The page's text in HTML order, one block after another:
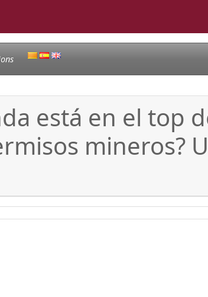
está en el top
mineros?